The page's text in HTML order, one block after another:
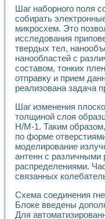
Управление
Аппаратно-
Разработка
Учебный
Разработка
Опыт
Проблемы
Шаг наборного поля
собирать
микросхем. Это
исследования
твердых тел,
нанообластей с
составом, тонких
отправку и прием
реализована задача
Шаг изменения
толщиной слоя
H/M-1. Таким
по форме
моделирование
антенн с
распределениями.
связанных
Схема соединения
Блоке введены
Для